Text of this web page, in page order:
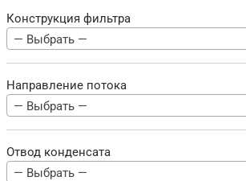
Конструкция фильтра
— Выбрать —
Направление потока
— Выбрать —
Отвод конденсата
— Выбрать —